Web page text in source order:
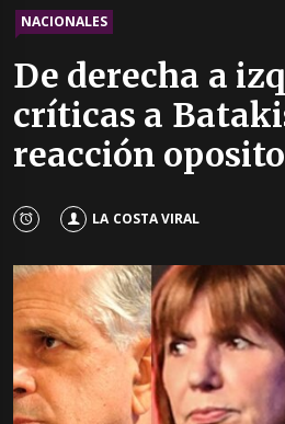
NACIONALES
De derecha a
críticas a
reacción
LA COSTA VIRAL